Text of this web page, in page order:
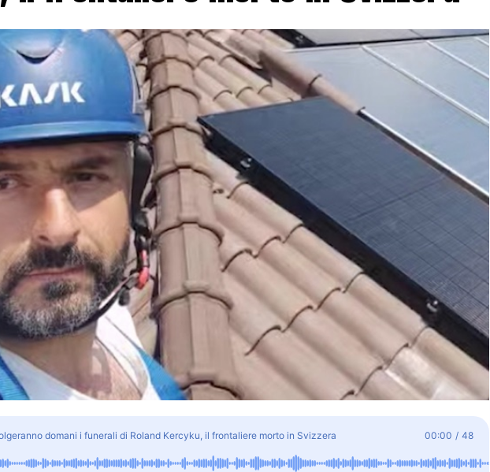
domani i funerali di Roland Kercyku, il frontaliere morto in Svizzera 00:00 / 48